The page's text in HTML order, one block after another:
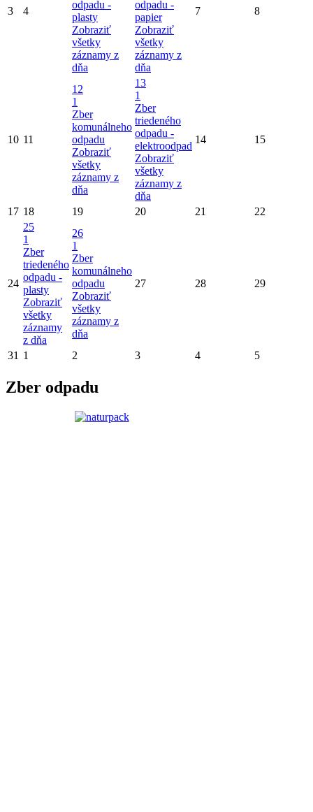
3 4
odpadu -
plasty
Zobraziť
všetky
záznamy z
dňa
odpadu -
papier
Zobraziť
všetky
záznamy z
dňa
7 8
10 11
12
1
Zber
komunálneho
odpadu
Zobraziť
všetky
záznamy z
dňa
13
1
Zber
triedeného
odpadu -
elektroodpad
Zobraziť
všetky
záznamy z
dňa
14 15
17 18 19 20 21 22
24
25
1
Zber
triedeného
odpadu -
plasty
Zobraziť
všetky
záznamy
z dňa
26
1
Zber
komunálneho
odpadu
Zobraziť
všetky
záznamy z
dňa
27 28 29
31 1 2 3 4 5
Zber odpadu